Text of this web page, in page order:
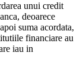
unui credit
deoarece
suma acordata,
financiare au
iau in